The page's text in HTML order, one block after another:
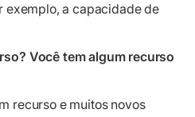
exemplo, a capacidade de
Você tem algum recurso
recurso e muitos novos